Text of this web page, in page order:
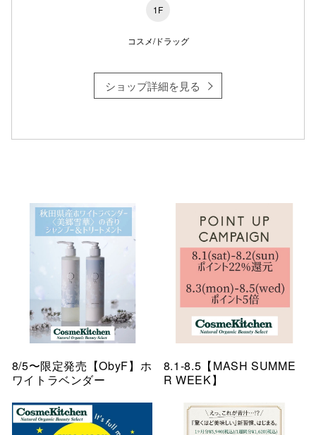
1F
コスメ/ドラッグ
ショップ詳細を見る
8/5〜限定発売【ObyF】ホ
ワイトラベンダー
8.1-8.5【MASH SUMME
R WEEK】